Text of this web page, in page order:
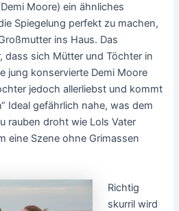
Moore) ein ähnliches
Spiegelung perfekt zu machen,
ins Haus. Das
dass sich Mütter und Töchter in
jung konservierte Demi Moore
jedoch allerliebst und kommt
Ideal gefährlich nahe, was dem
rauben droht wie Lols Vater
eine Szene ohne Grimassen
Richtig
skurril wird